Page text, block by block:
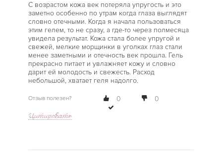
С возрастом кожа век потеряла упругость и это
заметно особенно по утрам когда глаза выглядят
словно отечными. Когда я начала пользоваться
этим гелем, то не сразу, а где-то через полмесяца
увидела результат. Кожа стала более упругой и
свежей, мелкие морщинки в уголках глаз стали
менее заметными и отечность век прошла. Гель
прекрасно питает и увлажняет кожу и словно
дарит ей молодость и свежесть. Расход
небольшой, хватает геля надолго.
Отзыв полезен? 0 0
Цитировать